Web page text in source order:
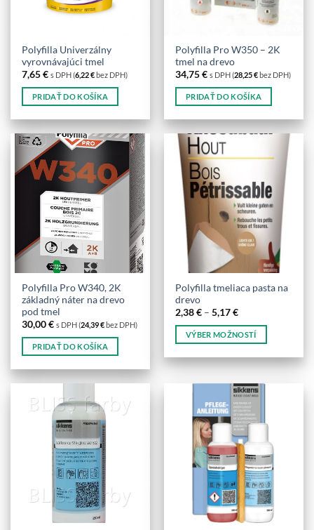
Polyfilla Univerzálny
vyrovnávajúci tmel
7,65€ s DPH (6,22€ bez DPH)
PRIDAŤ DO KOŠÍKA
Polyfilla Pro W350 – 2K
tmel na drevo
34,75€ s DPH (28,25€ bez DPH)
PRIDAŤ DO KOŠÍKA
Polyfilla Pro W340, 2K
základný náter na drevo
pod tmel
30,00€ s DPH (24,39€bez DPH)
PRIDAŤ DO KOŠÍKA
Polyfilla tmeliaca pasta na
drevo
2,38€ – 5,17€Price
2,38 €
through
VÝBER MOŽNOSTÍ
produkt
variantov.
Možnosti
môžete
vybrať
produktu.